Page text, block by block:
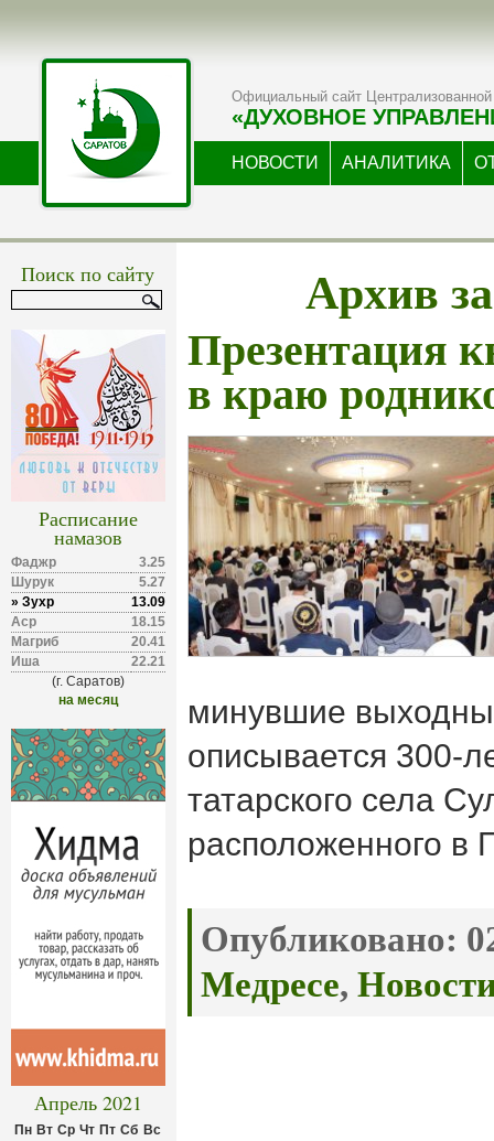
Официальный сайт Централизованной
«ДУХОВНОЕ
НОВОСТИ АНАЛИТИКА
Поиск по сайту
Расписание
намазов
Фаджр
3.25
Шурук
5.27
» Зухр
13.09
Аср
18.15
Магриб
20.41
Иша
22.21
(г. Саратов)
на месяц
Апрель 2021
Пн Вт Ср Чт Пт Сб Вс
Архив
Презентация
в краю
минувшие
описывается 300-
татарского села
расположенного в
Опубликовано:
Медресе,